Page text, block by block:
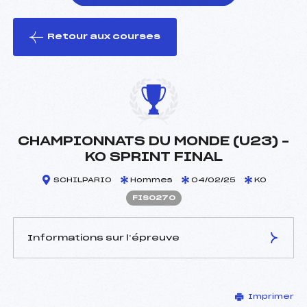
le ski
Retour aux courses
CHAMPIONNATS DU MONDE (U23) –
KO SPRINT FINAL
SCHILPARIO Hommes 04/02/25 KO
FIS0270
Informations sur l’épreuve
–
Imprimer